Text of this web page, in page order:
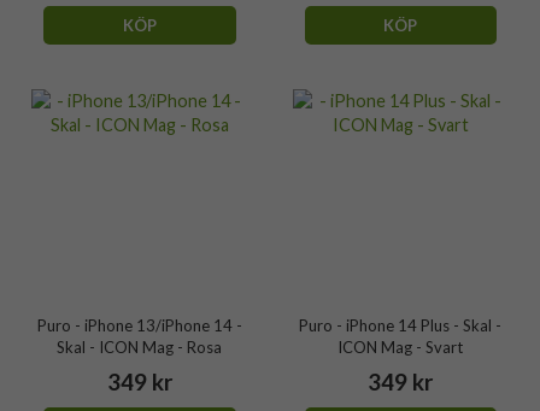
KÖP KÖP
Puro - iPhone 13/iPhone 14 -
Skal - ICON Mag - Rosa
349 kr
Puro - iPhone 14 Plus - Skal -
ICON Mag - Svart
349 kr